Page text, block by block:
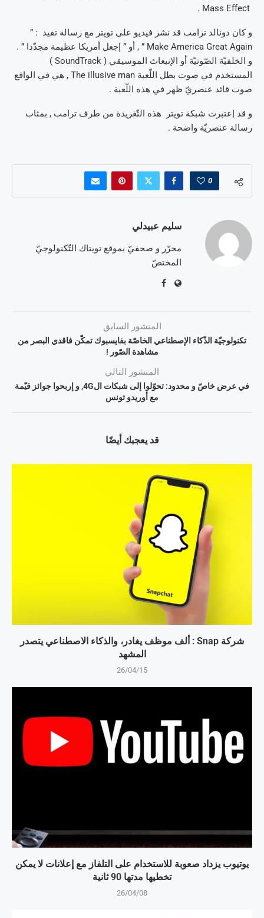
و كان دونالد ترامب قد نشر فيديو على تويتر مع رسالة تفيد : ”
Make America Great Again ” , أو ” إجعل أمريكا عظيمة مجدّدا ” .
و الخلفيّة الصّوتيّة أو الإنبعاث الموسيقي ( SoundTrack )
المستخدم في صوت بطل اللّعبة The illusive man , هي في الواقع
صوت قائد عنصريّ ظهر في هذه اللّعبة .
و قد إعتبرت شبكة تويتر هذه التّغريدة من طرف ترامب , بمثاب
رسالة عنصريّة واضحة .
0
سليم عبيدلي
محرّر و صحفيّ بموقع تويتاك التّكنولوجيّ
المختصّ
المنشور السابق
تكنولوجيّة الذّكاء الإصطناعي الخاصّة بفايسبوك تمكّن فاقدي البصر من
مشاهدة الصّور !
المنشور التالي
في عرض خاصّ و محدود: تحوّلوا إلى شبكات ال4G, و إربحوا جوائز قيّمة
مع أوريدو تونس
قد يعجبك أيضًا
شركة Snap : ألف موظف يغادر، والذكاء الاصطناعي يتصدر
المشهد
26/04/15
يوتيوب يزداد صعوبة للاستخدام على التلفاز مع إعلانات لا يمكن
تخطيها مدتها 90 ثانية
26/04/08